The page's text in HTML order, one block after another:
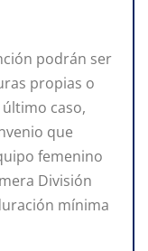
podrán ser
propias o
caso,
que
femenino
División
mínima